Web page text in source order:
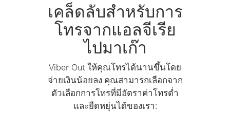
เคล็ดลับสำหรับการ
โทรจากแอลจีเรีย
ไปมาเก๊า
Viber Out ให้คุณโทรได้นานขึ้นโดย
จ่ายเงินน้อยลง คุณสามารถเลือกจาก
ตัวเลือกการโทรที่มีอัตราค่าโทรต่ำ
และยืดหยุ่นได้ของเรา: